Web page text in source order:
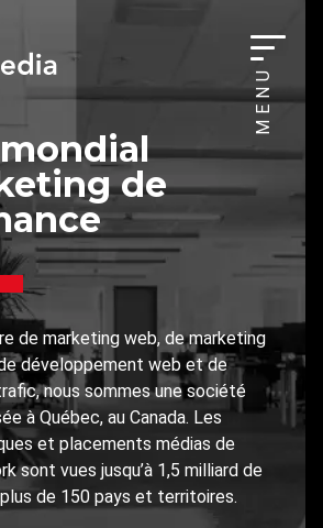
MENU
de
de marketing web, de marketing
développement web et de
nous sommes une société
à Québec, au Canada. Les
et placements médias de
sont vues jusqu’à 1,5 milliard de
de 150 pays et territoires.